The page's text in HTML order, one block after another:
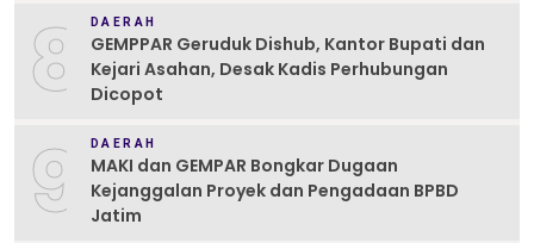
8 DAERAH
GEMPPAR Geruduk Dishub, Kantor Bupati dan
Kejari Asahan, Desak Kadis Perhubungan
Dicopot
9 DAERAH
MAKI dan GEMPAR Bongkar Dugaan
Kejanggalan Proyek dan Pengadaan BPBD
Jatim